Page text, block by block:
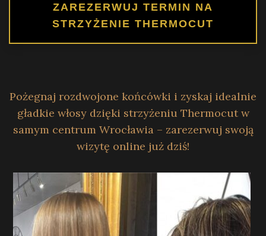
ZAREZERWUJ TERMIN NA
STRZYŻENIE THERMOCUT
Pożegnaj rozdwojone końcówki i zyskaj idealnie
gładkie włosy dzięki strzyżeniu Thermocut w
samym centrum Wrocławia – zarezerwuj swoją
wizytę online już dziś!